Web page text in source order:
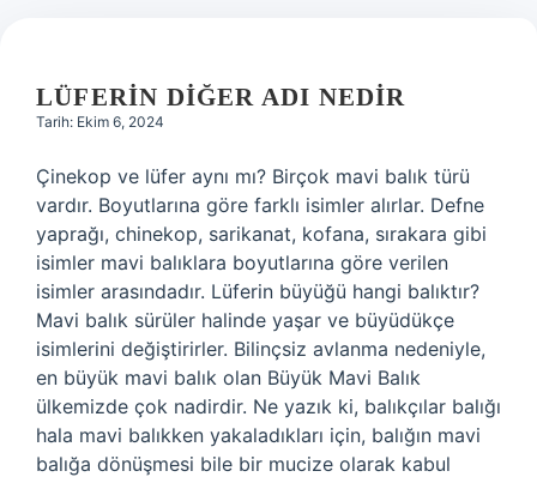
LÜFERIN DIĞER ADI NEDIR
Tarih: Ekim 6, 2024
Çinekop ve lüfer aynı mı? Birçok mavi balık türü
vardır. Boyutlarına göre farklı isimler alırlar. Defne
yaprağı, chinekop, sarikanat, kofana, sırakara gibi
isimler mavi balıklara boyutlarına göre verilen
isimler arasındadır. Lüferin büyüğü hangi balıktır?
Mavi balık sürüler halinde yaşar ve büyüdükçe
isimlerini değiştirirler. Bilinçsiz avlanma nedeniyle,
en büyük mavi balık olan Büyük Mavi Balık
ülkemizde çok nadirdir. Ne yazık ki, balıkçılar balığı
hala mavi balıkken yakaladıkları için, balığın mavi
balığa dönüşmesi bile bir mucize olarak kabul